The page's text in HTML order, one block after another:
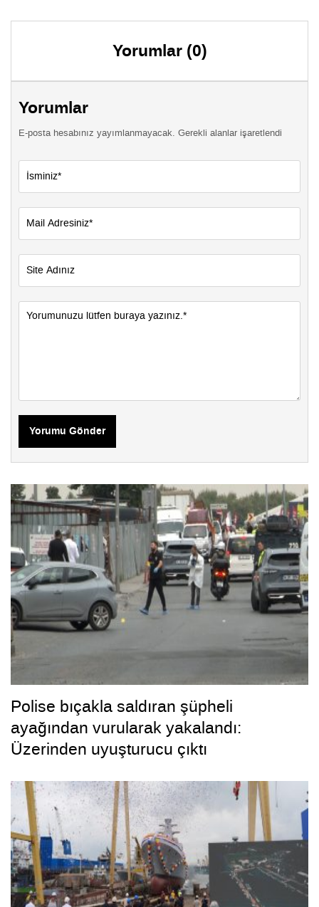
Yorumlar (0)
Yorumlar
E-posta hesabınız yayımlanmayacak. Gerekli alanlar işaretlendi
Yorumu Gönder
Polise bıçakla saldıran şüpheli
ayağından vurularak yakalandı:
Üzerinden uyuşturucu çıktı